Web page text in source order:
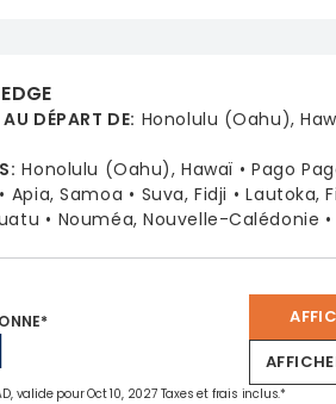
DÉPART DE: Honolulu (Oahu),
: Honolulu (Oahu), Hawaï
Pago
Apia, Samoa Suva, Fidji Lautoka,
Nouméa, Nouvelle-Calédonie
valide pour Oct 10, 2027 Taxes et frais inclus.*